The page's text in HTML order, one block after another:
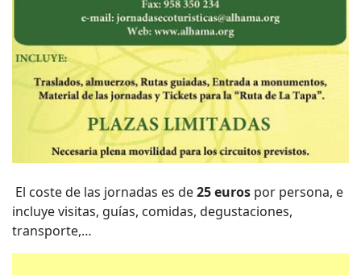
El coste de las jornadas es de25 euros por persona, e
incluye visitas, guías, comidas, degustaciones,
transporte,…